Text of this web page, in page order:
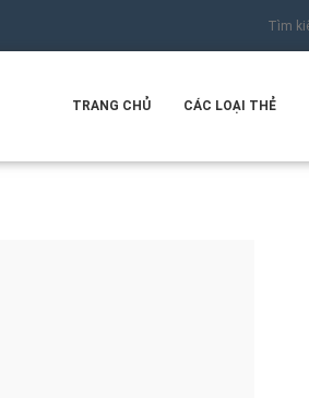
TRANG CHỦ CÁC LOẠI THẺ